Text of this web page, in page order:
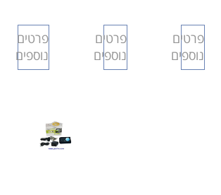
ללא
התקנה
OBD
פרטים
נוספים
עצמאית
עד 3
שנים
פרטים
נוספים
707
פרטים
נוספים